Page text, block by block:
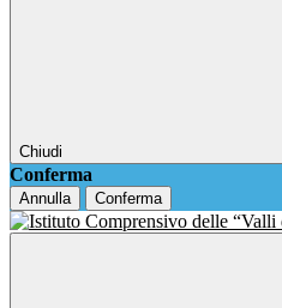
Chiudi
Conferma
Annulla Conferma